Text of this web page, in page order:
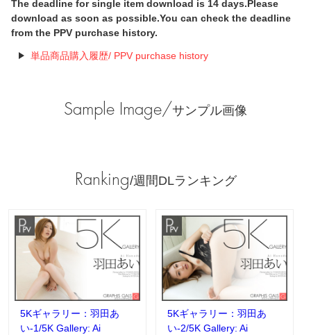
The deadline for single item download is 14 days.Please
download as soon as possible.You can check the deadline
from the PPV purchase history.
単品商品購入履歴/ PPV purchase history
Sample Image/サンプル画像
Ranking/週間DLランキング
5Kギャラリー：羽田あ
い-1/5K Gallery: Ai
5Kギャラリー：羽田あ
い-2/5K Gallery: Ai